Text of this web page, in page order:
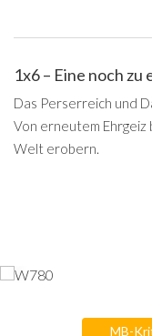
1x6 – Eine noch
Das Perserreich und
Von erneutem Ehrgeiz
Welt erobern.
MB-